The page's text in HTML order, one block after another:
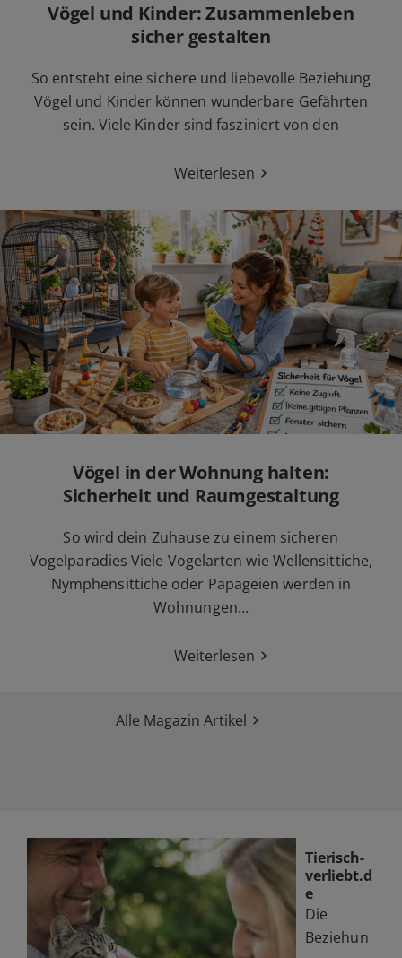
Vögel und Kinder: Zusammenleben
sicher gestalten
So entsteht eine sichere und liebevolle Beziehung
Vögel und Kinder können wunderbare Gefährten
sein. Viele Kinder sind fasziniert von den
Weiterlesen
Vögel in der Wohnung halten:
Sicherheit und Raumgestaltung
So wird dein Zuhause zu einem sicheren
Vogelparadies Viele Vogelarten wie Wellensittiche,
Nymphensittiche oder Papageien werden in
Wohnungen…
Weiterlesen
Alle Magazin Artikel
Tierisch-
verliebt.d
e
Die
Beziehun